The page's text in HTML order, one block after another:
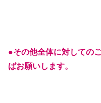
●その他全体に対しての
ばお願いします。